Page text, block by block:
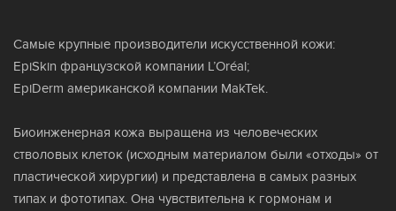
Самые крупные производители искусственной кожи:
EpiSkin французской компании L’Oréal;
EpiDerm американской компании MakTek.
Биоинженерная кожа выращена из человеческих
стволовых клеток (исходным материалом были «отходы» от
пластической хирургии) и представлена в самых разных
типах и фототипах. Она чувствительна к гормонам и